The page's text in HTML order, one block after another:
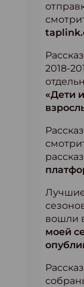
2018-
«Дети
вошли
моей